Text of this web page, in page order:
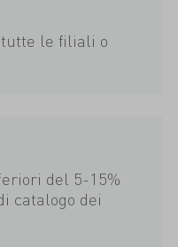
le filiali o
del 5-15%
catalogo dei